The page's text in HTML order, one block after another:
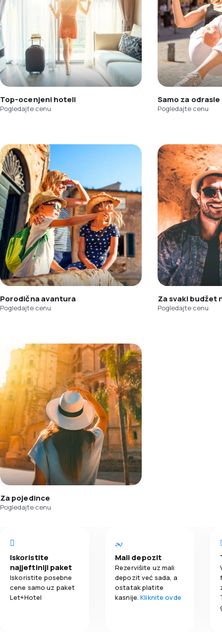
Top-ocenjeni hoteli
Pogledajte cenu
Samo za odrasle
Pogledajte cenu
Porodična avantura
Pogledajte cenu
Za svaki budžet
Pogledajte cenu
Za pojedince
Pogledajte cenu
Iskoristite
najjeftiniji paket
Iskoristite posebne
cene samo uz paket
Let+Hotel
Mali depozit
Rezervišite uz mali
depozit već sada, a
ostatak platite
kasnije.Kliknite ovde